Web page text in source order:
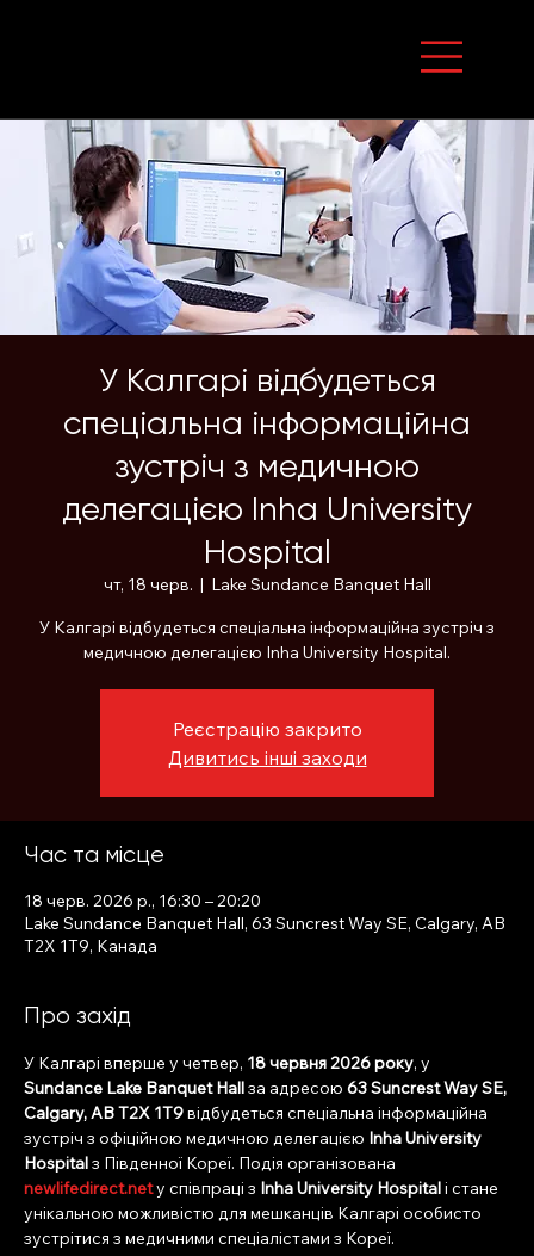
У Калгарі відбудеться
спеціальна інформаційна
зустріч з медичною
делегацією Inha University
Hospital
чт, 18 черв.
  |
Lake Sundance Banquet Hall
У Калгарі відбудеться спеціальна інформаційна зустріч з
медичною делегацією Inha University Hospital.
Реєстрацію закрито
Дивитись інші заходи
Час та місце
18 черв. 2026 р., 16:30 – 20:20
Lake Sundance Banquet Hall, 63 Suncrest Way SE, Calgary, AB
T2X 1T9, Канада
Про захід
У Калгарі вперше у четвер, 18 червня 2026 року, у
Sundance Lake Banquet Hall за адресою 63 Suncrest Way SE,
Calgary, AB T2X 1T9 відбудеться спеціальна інформаційна
зустріч з офіційною медичною делегацією Inha University
Hospital з Південної Кореї. Подія організована
newlifedirect.net у співпраці з Inha University Hospital і стане
унікальною можливістю для мешканців Калгарі особисто
зустрітися з медичними спеціалістами з Кореї.